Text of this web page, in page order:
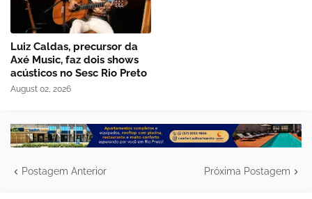
Luiz Caldas, precursor da
Axé Music, faz dois shows
acústicos no Sesc Rio Preto
August 02, 2026
Postagem Anterior Próxima Postagem